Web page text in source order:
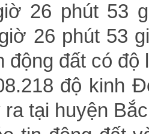
26 phút 53
26 phút 53
động đất có
độ kinh
tại huyện